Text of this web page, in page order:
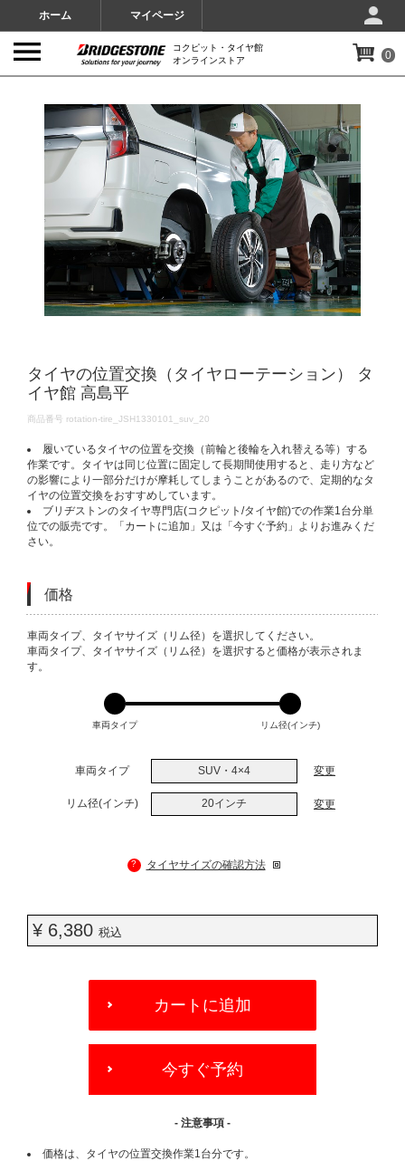
ホーム マイページ
コクピット・タイヤ館
オンラインストア
0
タイヤの位置交換（タイヤローテーション） タ
イヤ館 高島平
DETAILS
商品番号 rotation-tire_JSH1330101_suv_20
履いているタイヤの位置を交換（前輪と後輪を入れ替える等）する
作業です。タイヤは同じ位置に固定して長期間使用すると、走り方など
の影響により一部分だけが摩耗してしまうことがあるので、定期的なタ
イヤの位置交換をおすすめしています。
ブリヂストンのタイヤ専門店(コクピット/タイヤ館)での作業1台分単
位での販売です。「カートに追加」又は「今すぐ予約」よりお進みくだ
さい。
価格
VARIATIONS
車両タイプ、タイヤサイズ（リム径）を選択してください。
車両タイプ、タイヤサイズ（リム径）を選択すると価格が表示されま
す。
車両タイプ リム径(インチ)
車両タイプ SUV・4×4 変更
リム径(インチ) 20インチ 変更
? タイヤサイズの確認方法
¥ 6,380 税込
OPTIONS
カートに追加
今すぐ予約
- 注意事項 -
価格は、タイヤの位置交換作業1台分です。